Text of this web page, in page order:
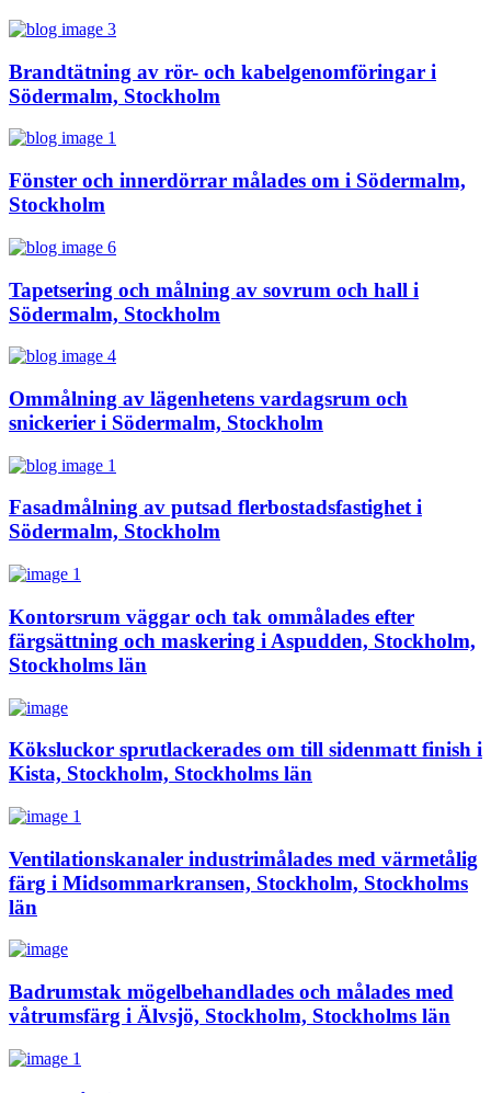
Brandtätning av rör- och kabelgenomföringar i
Södermalm, Stockholm
Fönster och innerdörrar målades om i Södermalm,
Stockholm
Tapetsering och målning av sovrum och hall i
Södermalm, Stockholm
Ommålning av lägenhetens vardagsrum och
snickerier i Södermalm, Stockholm
Fasadmålning av putsad flerbostadsfastighet i
Södermalm, Stockholm
Kontorsrum väggar och tak ommålades efter
färgsättning och maskering i Aspudden, Stockholm,
Stockholms län
Köksluckor sprutlackerades om till sidenmatt finish i
Kista, Stockholm, Stockholms län
Ventilationskanaler industrimålades med värmetålig
färg i Midsommarkransen, Stockholm, Stockholms
län
Badrumstak mögelbehandlades och målades med
våtrumsfärg i Älvsjö, Stockholm, Stockholms län